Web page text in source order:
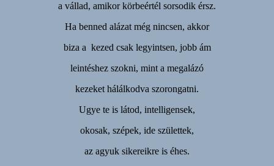
a vállad, amikor körbeértél sorsodik érsz.
Ha benned alázat még nincsen, akkor
biza a kezed csak legyintsen, jobb ám
leintéshez szokni, mint a megalázó
kezeket hálálkodva szorongatni.
Ugye te is látod, intelligensek,
okosak, szépek, ide születtek,
az agyuk sikereikre is éhes.